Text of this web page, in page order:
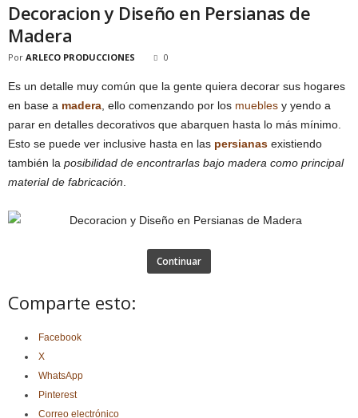
Decoracion y Diseño en Persianas de
Madera
Por ARLECO PRODUCCIONES 0
Es un detalle muy común que la gente quiera decorar sus hogares
en base a madera , ello comenzando por los muebles y yendo a
parar en detalles decorativos que abarquen hasta lo más mínimo.
Esto se puede ver inclusive hasta en las persianas existiendo
también la posibilidad de encontrarlas bajo madera como principal
material de fabricación
Continuar
Comparte esto:
Facebook
X
WhatsApp
Pinterest
Correo electrónico